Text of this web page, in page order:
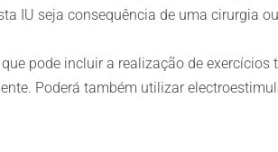
IU seja consequência de uma cirurgia
pode incluir a realização de
Poderá também utilizar